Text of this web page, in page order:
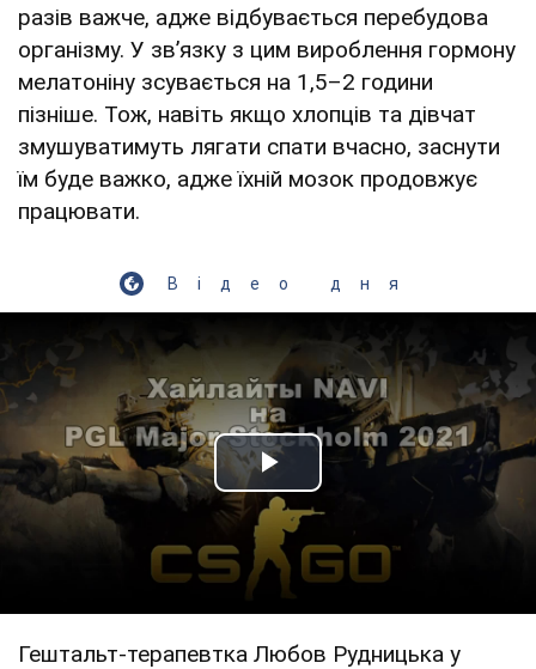
разів важче, адже відбувається перебудова
організму. У звʼязку з цим вироблення гормону
мелатоніну зсувається на 1,5–2 години
пізніше. Тож, навіть якщо хлопців та дівчат
змушуватимуть лягати спати вчасно, заснути
їм буде важко, адже їхній мозок продовжує
працювати.
Відео дня
Play Video
Гештальт-терапевтка Любов Рудницька у